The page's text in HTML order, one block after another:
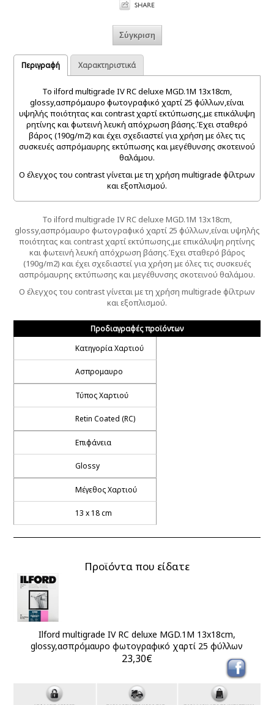
Περιγραφή Χαρακτηριστικά
To ilford multigrade IV RC deluxe MGD.1M 13x18cm,
glossy,ασπρόμαυρο φωτογραφικό χαρτί 25 φύλλων,είναι
υψηλής ποιότητας και contrast χαρτί εκτύπωσης,με επικάλυψη
ρητίνης και φωτεινή λευκή απόχρωση βάσης.Έχει σταθερό
βάρος (190g/m2) και έχει σχεδιαστεί για χρήση με όλες τις
συσκευές ασπρόμαυρης εκτύπωσης και μεγέθυνσης σκοτεινού
θαλάμου.
Ο έλεγχος του contrast γίνεται με τη χρήση multigrade φίλτρων
και εξοπλισμού.
To ilford multigrade IV RC deluxe MGD.1M 13x18cm,
glossy,ασπρόμαυρο φωτογραφικό χαρτί 25 φύλλων,είναι υψηλής
ποιότητας και contrast χαρτί εκτύπωσης,με επικάλυψη ρητίνης
και φωτεινή λευκή απόχρωση βάσης.Έχει σταθερό βάρος
(190g/m2) και έχει σχεδιαστεί για χρήση με όλες τις συσκευές
ασπρόμαυρης εκτύπωσης και μεγέθυνσης σκοτεινού θαλάμου.
Ο έλεγχος του contrast γίνεται με τη χρήση multigrade φίλτρων
και εξοπλισμού.
Προδιαγραφές προϊόντων
Κατηγορία Χαρτιού
Ασπρομαυρο
Τύπος Χαρτιού
Retin Coated (RC)
Επιφάνεια
Glossy
Μέγεθος Χαρτιού
13 x 18 cm
Προϊόντα που είδατε
Ilford multigrade IV RC deluxe MGD.1M 13x18cm,
glossy,ασπρόμαυρο φωτογραφικό χαρτί 25 φύλλων
23,30€